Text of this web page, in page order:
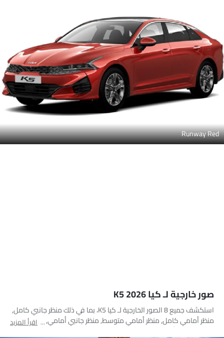
Runway Red
صور خارجية لـ كيا K5 2026
استكشف جميع 8 الصور الخارجية لـ كيا K5، بما في ذلك منظر جانبي كامل,
منظر أمامي كامل, منظر أمامي متوسط, منظر جانبي أمامي, منظر خلفي
كامل, مصباح أمامي, عجلة, عرض متوسط جانبي خلفي
اقرأ المزيد